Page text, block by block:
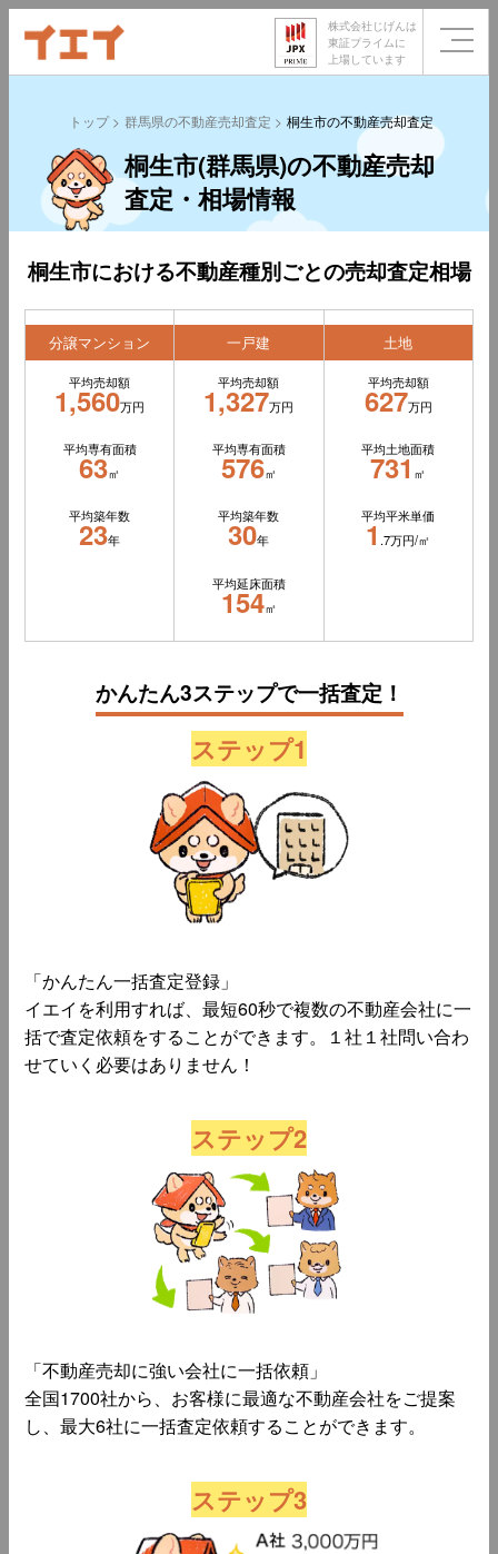
株式会社じげんは
東証プライムに
上場しています
トップ 群馬県の不動産売却査定 桐生市の不動産売却査定
桐生市(群馬県)の不動産売却
査定・相場情報
桐生市における不動産種別ごとの売却査定相場
分譲マンション
平均売却額
1,560万円
平均専有面積
63㎡
平均築年数
23年
一戸建
平均売却額
1,327万円
平均専有面積
576㎡
平均築年数
30年
平均延床面積
154㎡
土地
平均売却額
627万円
平均土地面積
731㎡
平均平米単価
1 .7万円/㎡
かんたん3ステップで一括査定！
ステップ1
「かんたん一括査定登録」
イエイを利用すれば、最短60秒で複数の不動産会社に一
括で査定依頼をすることができます。１社１社問い合わ
せていく必要はありません！
ステップ2
「不動産売却に強い会社に一括依頼」
全国1700社から、お客様に最適な不動産会社をご提案
し、最大6社に一括査定依頼することができます。
ステップ3